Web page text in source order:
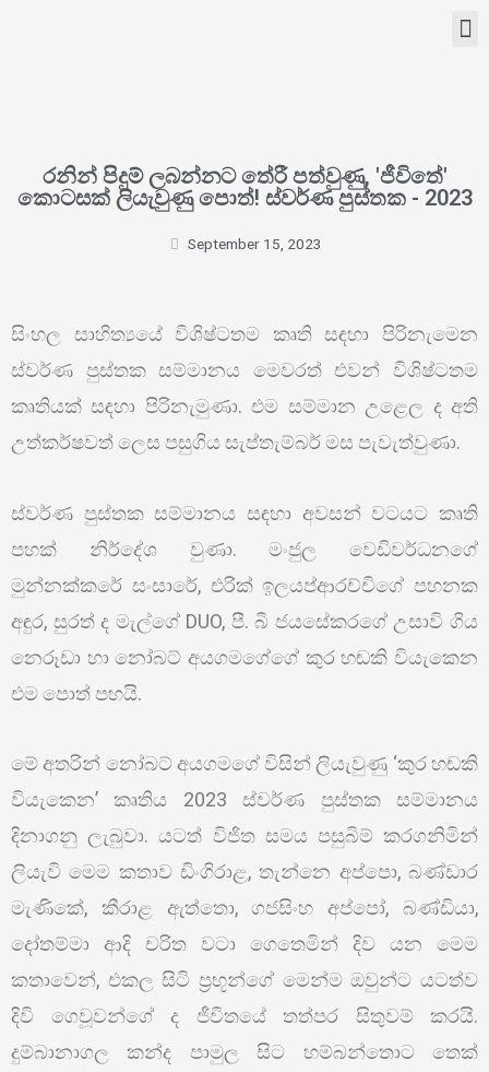
රනින් පිදුම් ලබන්නට තේරී පත්වුණු, 'ජීවිතේ'
කොටසක් ලියැවුණු පොත්! ස්වර්ණ පුස්තක - 2023
September 15, 2023
සිංහල සාහිත්‍යයේ විශිෂ්ටතම කෘති සඳහා පිරිනැමෙන
ස්වර්ණ පුස්තක සම්මානය මෙවරත් එවන් විශිෂ්ටතම
කෘතියක් සඳහා පිරිනැමුණා. එම සම්මාන උළෙල ද අති
උත්කර්ෂවත් ලෙස පසුගිය සැප්තැම්බර් මස පැවැත්වුණා.
ස්වර්ණ පුස්තක සම්මානය සඳහා අවසන් වටයට කෘති
පහක් නිර්දේශ වුණා. මංජුල වෙඩිවර්ධනගේ
මුන්නක්කරේ සංසාරේ, එරික් ඉලයප්ආරච්චිගේ පහනක
අඳුර, සුරත් ද මැල්ගේ DUO, පී. බී ජයසේකරගේ උසාවි ගිය
නෙරූඩා හා නෝබට් අයගමගේගේ කුර හඬකි වියැකෙන
එම පොත් පහයි.
මේ අතරින් නෝබට් අයගමගේ විසින් ලියැවුණු ‘කුර හඬකි
වියැකෙන’ කෘතිය 2023 ස්වර්ණ පුස්තක සම්මානය
දිනාගනු ලැබුවා. යටත් විජිත සමය පසුබිම් කරගනිමින්
ලියැවි මෙම කතාව ඩිංගිරාළ, තැන්නෙ අප්පො, බණ්ඩාර
මැණිකේ, කීරාළ ඇත්තො, ගජසිංහ අප්පෝ, බණ්ඩියා,
දෝතම්මා ආදි චරිත වටා ගෙතෙමින් දිව යන මෙම
කතාවෙන්, එකල සිටි ප්‍රභූන්ගේ මෙන්ම ඔවුන්ට යටත්ව
දිවි ගෙවූවන්ගේ ද ජීවිතයේ තත්පර සිතුවම් කරයි.
දුම්බානාගල කන්ද පාමුල සිට හම්බන්තොට තෙක්